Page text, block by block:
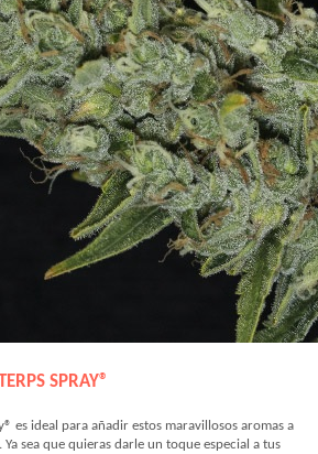
SPRAY®
es ideal para añadir estos maravillosos aromas a
sea que quieras darle un toque especial a tus